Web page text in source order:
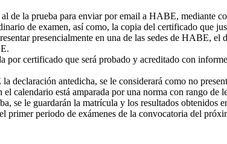
de la prueba para enviar por email a HABE, mediante
de examen, así como, la copia del certificado que
presencialmente en una de las sedes de HABE,
certificado que será probado y acreditado con
declaración antedicha, se le considerará como no
calendario está amparada por una norma con rango
se le guardarán la matrícula y los resultados obtenidos
primer periodo de exámenes de la convocatoria del